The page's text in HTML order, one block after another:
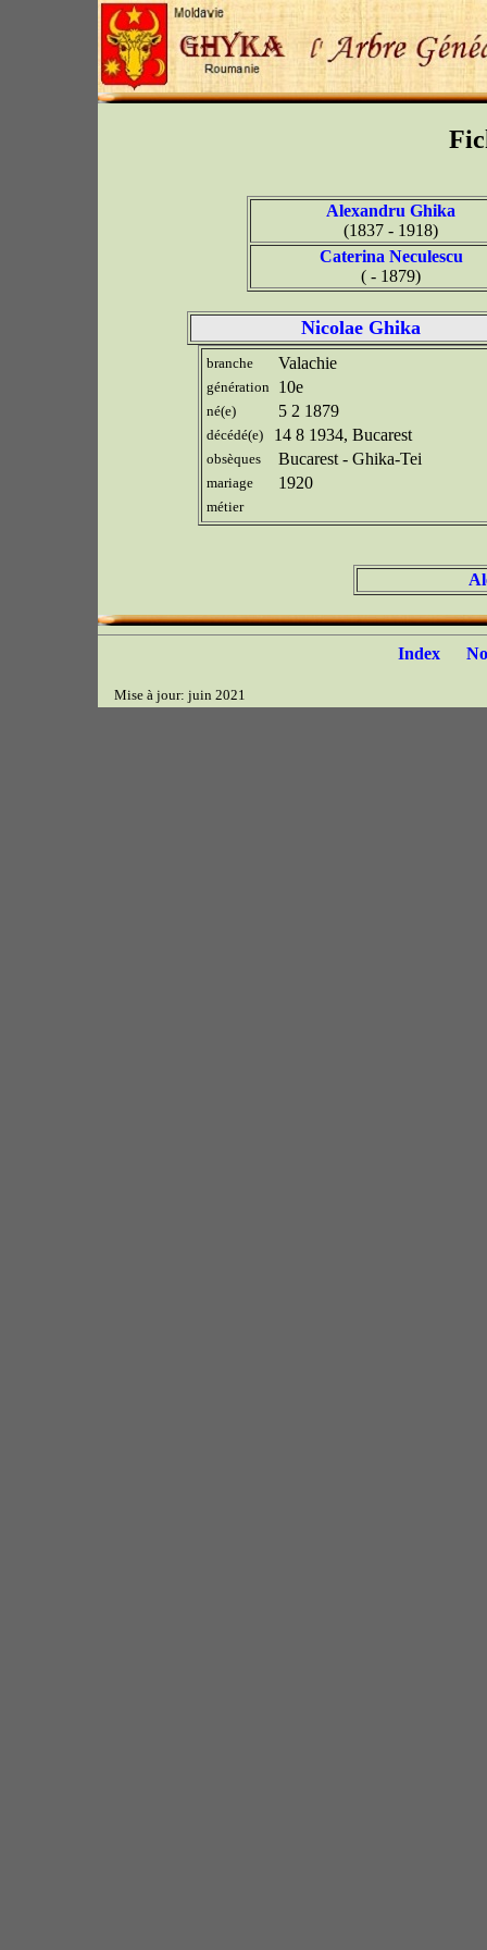
Alexandru Ghika
(1837 - 1918)
Caterina Neculescu
( - 1879)
Nicolae Ghika
branche Valachie
génération 10e
né(e) 5 2 1879
décédé(e) 14 8 1934, Bucarest
obsèques Bucarest - Ghika-Tei
mariage 1920
métier
Index
Mise à jour: juin 2021